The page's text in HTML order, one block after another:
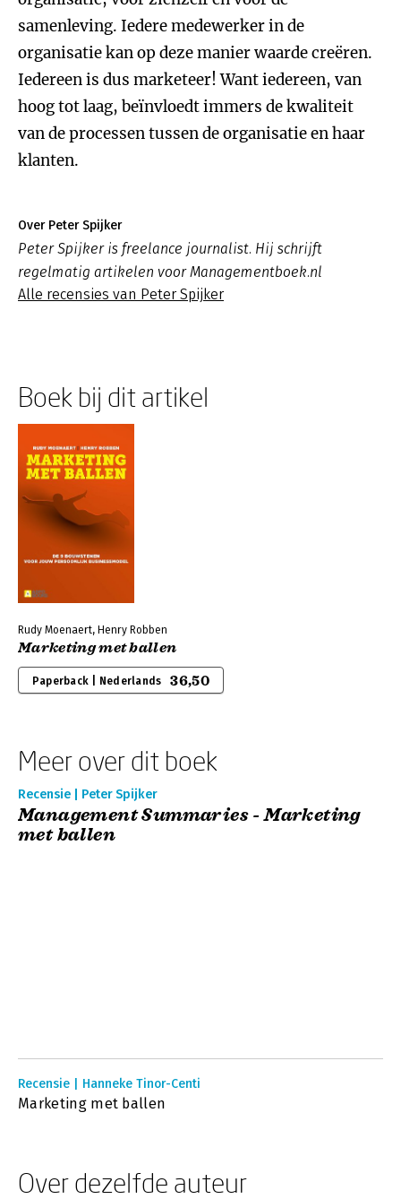
samenleving. Iedere medewerker in de
organisatie kan op deze manier waarde creëren.
Iedereen is dus marketeer! Want iedereen, van
hoog tot laag, beïnvloedt immers de kwaliteit
van de processen tussen de organisatie en haar
klanten.
Over Peter Spijker
Peter Spijker is freelance journalist. Hij schrijft
regelmatig artikelen voor Managementboek.nl
Alle recensies van Peter Spijker
Boek bij dit artikel
Rudy Moenaert, Henry Robben
Marketing met ballen
Paperback | Nederlands 36,50
Meer over dit boek
Recensie | Peter Spijker
Management Summaries - Marketing
met ballen
Recensie | Hanneke Tinor-Centi
Marketing met ballen
Over dezelfde auteur